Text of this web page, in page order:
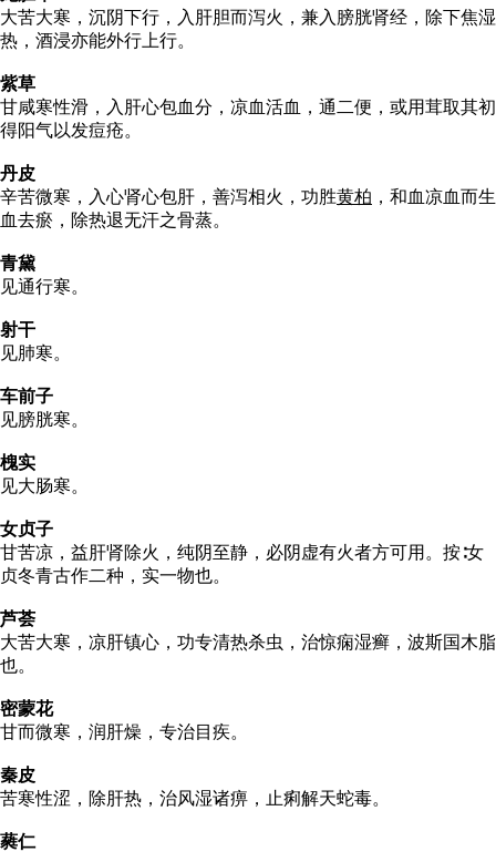
大苦大寒，沉阴下行，入肝胆而泻火，兼入膀胱肾经，除下焦湿
热，酒浸亦能外行上行。
紫草
甘咸寒性滑，入肝心包血分，凉血活血，通二便，或用茸取其初
得阳气以发痘疮。
丹皮
辛苦微寒，入心肾心包肝，善泻相火，功胜黄柏 ，和血凉血而生
血去瘀，除热退无汗之骨蒸。
青黛
见通行寒。
射干
见肺寒。
车前子
见膀胱寒。
槐实
见大肠寒。
女贞子
甘苦凉，益肝肾除火，纯阴至静，必阴虚有火者方可用。按∶女
贞冬青古作二种，实一物也。
芦荟
大苦大寒，凉肝镇心，功专清热杀虫，治惊痫湿癣，波斯国木脂
也。
密蒙花
甘而微寒，润肝燥，专治目疾。
秦皮
苦寒性涩，除肝热，治风湿诸痹，止痢解天蛇毒。
蕤仁